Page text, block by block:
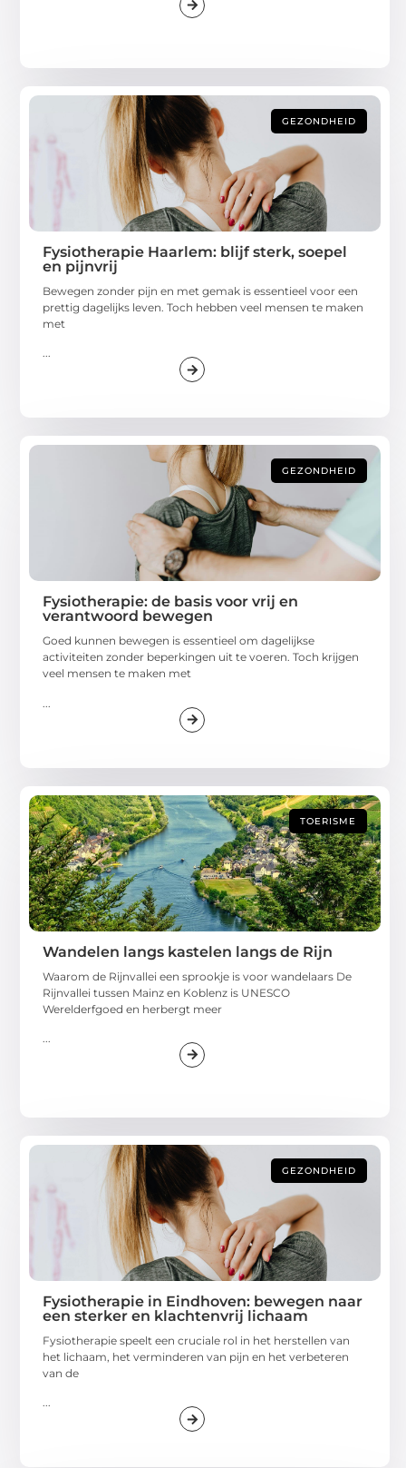
GEZONDHEID
Fysiotherapie Haarlem: blijf sterk, soepel
en pijnvrij
Bewegen zonder pijn en met gemak is essentieel voor een
prettig dagelijks leven. Toch hebben veel mensen te maken
met
...
GEZONDHEID
Fysiotherapie: de basis voor vrij en
verantwoord bewegen
Goed kunnen bewegen is essentieel om dagelijkse
activiteiten zonder beperkingen uit te voeren. Toch krijgen
veel mensen te maken met
TOERISME
Wandelen langs kastelen langs de Rijn
Waarom de Rijnvallei een sprookje is voor wandelaars De
Rijnvallei tussen Mainz en Koblenz is UNESCO
Werelderfgoed en herbergt meer
GEZONDHEID
Fysiotherapie in Eindhoven: bewegen naar
een sterker en klachtenvrij lichaam
Fysiotherapie speelt een cruciale rol in het herstellen van
het lichaam, het verminderen van pijn en het verbeteren
van de
...